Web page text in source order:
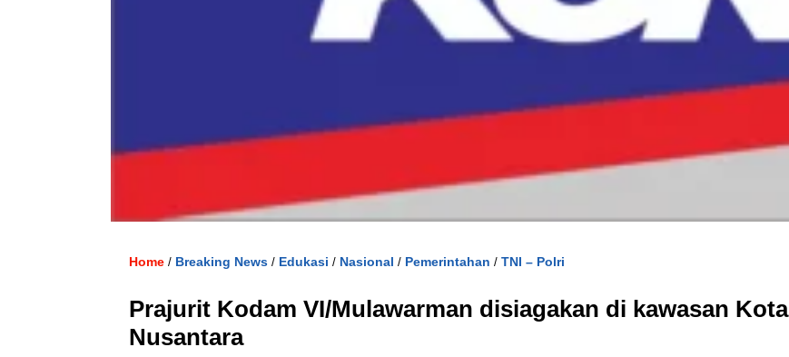
Home / Breaking News / Edukasi / Nasional / Pemerintahan / TNI – Polri
Prajurit Kodam VI/Mulawarman disiagakan di kawasan Kota
Nusantara